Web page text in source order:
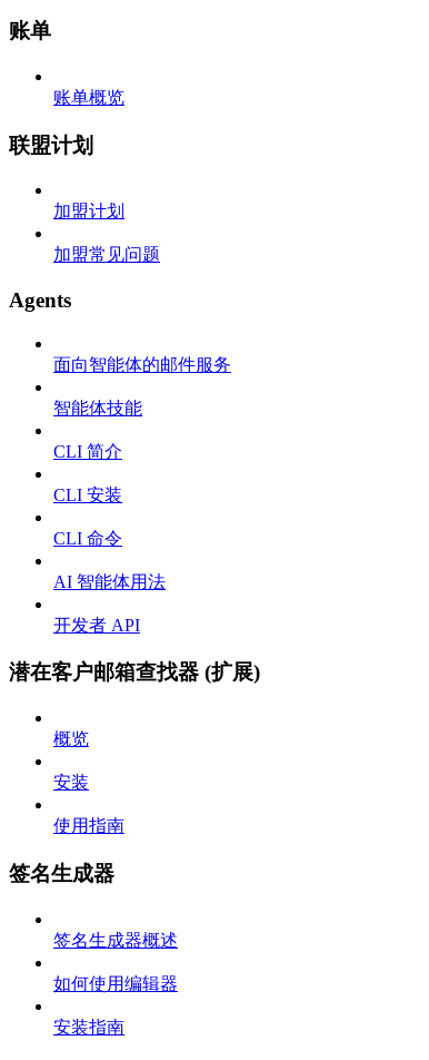
账单
账单概览
联盟计划
加盟计划
加盟常见问题
Agents
面向智能体的邮件服务
智能体技能
CLI 简介
CLI 安装
CLI 命令
AI 智能体用法
开发者 API
潜在客户邮箱查找器 (扩展)
概览
安装
使用指南
签名生成器
签名生成器概述
如何使用编辑器
安装指南